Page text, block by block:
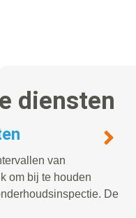
diensten
van
om bij te houden
De